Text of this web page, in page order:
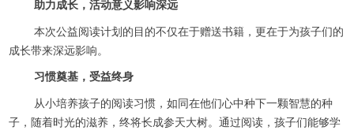
助力成长，活动意义影响深远
本次公益阅读计划的目的不仅在于赠送书籍，更在于为孩子们的
成长带来深远影响。
习惯奠基，受益终身
从小培养孩子的阅读习惯，如同在他们心中种下一颗智慧的种
子，随着时光的滋养，终将长成参天大树。通过阅读，孩子们能够学